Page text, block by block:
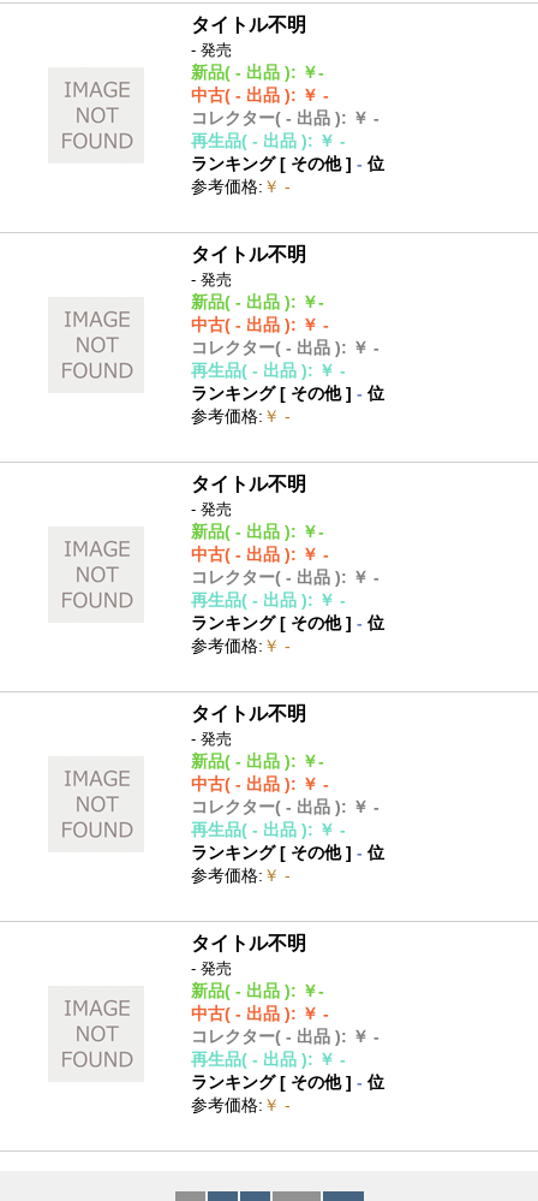
タイトル不明
- 発売
新品( - 出品 ): ￥-
中古( - 出品 ): ￥ -
コレクター( - 出品 ): ￥ -
再生品( - 出品 ): ￥ -
ランキング [ その他]- 位
参考価格: ￥ -
タイトル不明
- 発売
新品( - 出品 ): ￥-
中古( - 出品 ): ￥ -
コレクター( - 出品 ): ￥ -
再生品( - 出品 ): ￥ -
ランキング [ その他]- 位
参考価格: ￥ -
タイトル不明
- 発売
新品( - 出品 ): ￥-
中古( - 出品 ): ￥ -
コレクター( - 出品 ): ￥ -
再生品( - 出品 ): ￥ -
ランキング [ その他]- 位
参考価格: ￥ -
タイトル不明
- 発売
新品( - 出品 ): ￥-
中古( - 出品 ): ￥ -
コレクター( - 出品 ): ￥ -
再生品( - 出品 ): ￥ -
ランキング [ その他]- 位
参考価格: ￥ -
タイトル不明
- 発売
新品( - 出品 ): ￥-
中古( - 出品 ): ￥ -
コレクター( - 出品 ): ￥ -
再生品( - 出品 ): ￥ -
ランキング [ その他]- 位
参考価格: ￥ -